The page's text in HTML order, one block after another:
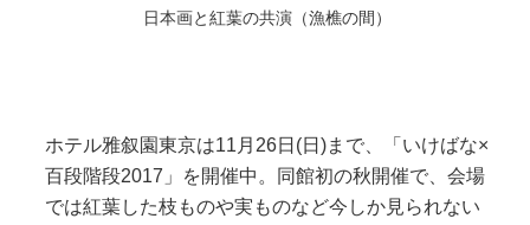
日本画と紅葉の共演（漁樵の間）
ホテル雅叙園東京は11月26日(日)まで、「いけばな×
百段階段2017」を開催中。同館初の秋開催で、会場
では紅葉した枝ものや実ものなど今しか見られない